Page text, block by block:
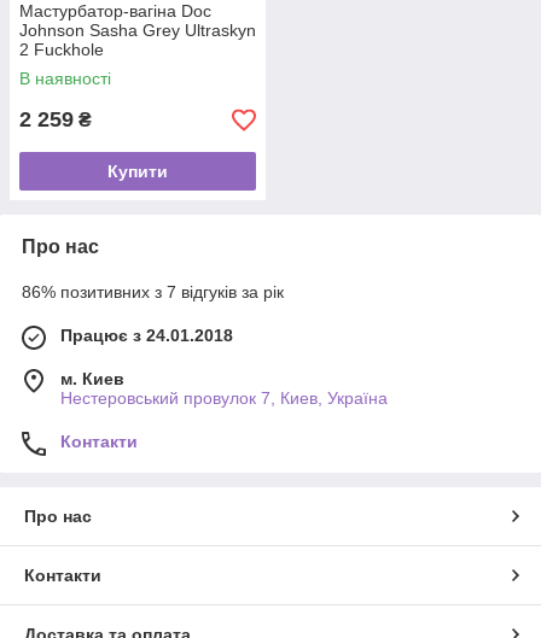
Мастурбатор-вагіна Doc
Johnson Sasha Grey Ultraskyn
2 Fuckhole
В наявності
2 259 ₴
Купити
Про нас
86% позитивних з 7 відгуків за рік
Працює з 24.01.2018
м. Киев
Нестеровський провулок 7, Киев, Україна
Контакти
Про нас
Контакти